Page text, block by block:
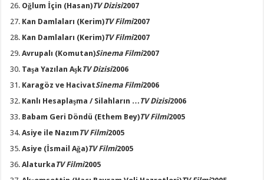
Oğlum İçin (Hasan)TV Dizisi2007
Kan Damlaları (Kerim)TV Filmi2007
Kan Damlaları (Kerim)TV Filmi2007
Avrupalı (Komutan)Sinema Filmi2007
Taşa Yazılan AşkTV Dizisi2006
Karagöz ve HacivatSinema Filmi2006
Kanlı Hesaplaşma / Silahların … TV Dizisi2006
Babam Geri Döndü (Ethem Bey)TV Filmi2005
Asiye ile Nazım TV Filmi2005
Asiye (İsmail Ağa)TV Filmi2005
Alaturka TV Filmi2005